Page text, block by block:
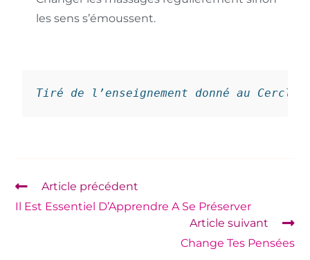
les sens s’émoussent.
Tiré de l’enseignement donné au Cercle
Article précédent
Il Est Essentiel D’Apprendre A Se Préserver
Article suivant
Change Tes Pensées